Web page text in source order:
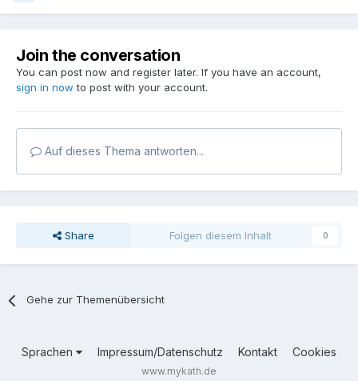
Join the conversation
You can post now and register later. If you have an account,
sign in now to post with your account.
Auf dieses Thema antworten...
Share Folgen diesem Inhalt 0
Gehe zur Themenübersicht
Sprachen Impressum/Datenschutz Kontakt Cookies
www.mykath.de